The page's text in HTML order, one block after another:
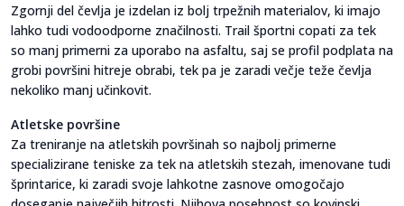
Zgornji del čevlja je izdelan iz bolj trpežnih materialov, ki imajo
lahko tudi vodoodporne značilnosti. Trail športni copati za tek
so manj primerni za uporabo na asfaltu, saj se profil podplata na
grobi površini hitreje obrabi, tek pa je zaradi večje teže čevlja
nekoliko manj učinkovit.
Atletske površine
Za treniranje na atletskih površinah so najbolj primerne
specializirane teniske za tek na atletskih stezah, imenovane tudi
šprintarice, ki zaradi svoje lahkotne zasnove omogočajo